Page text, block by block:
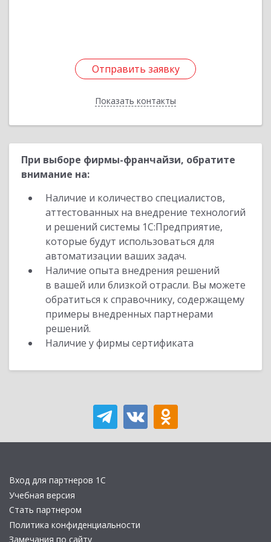
Отправить заявку
Показать контакты
Отправить заявку
Назад
При выборе фирмы-франчайзи, обратите
внимание на:
Наличие и количество специалистов,
аттестованных на внедрение технологий
и решений системы 1С:Предприятие,
которые будут использоваться для
автоматизации ваших задач.
Наличие опыта внедрения решений
в вашей или близкой отрасли. Вы можете
обратиться к справочнику, содержащему
примеры внедренных партнерами
решений.
Наличие у фирмы сертификата
Вход для партнеров 1С
Учебная версия
Стать партнером
Политика конфиденциальности
Замечания по сайту